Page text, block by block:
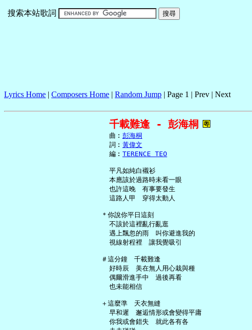
搜索本站歌詞
Lyrics Home | Composers Home | Random Jump | Page 1 | Prev | Next
千載難逢 - 彭海桐
     曲︰
彭海桐
     詞︰
黃偉文
     編︰
TERENCE TEO
     平凡如純白襯衫
     本應該於過路時未看一眼
     也許這晚　有事要發生
     這路人甲　穿得太動人
   ＊你說你平日這刻
     不該於這裡亂行亂逛
     遇上飄忽的雨　叫你避進我的
     視線射程裡　讓我覺吸引
   ＃這分鐘　千載難逢
     好時辰　美在無人用心栽與種
     偶爾滑進手中　過後再看
     也未能相信
   ＋這麼準　天衣無縫
     早和遲　邂逅情形或會變得平庸
     你我或會錯失　就此各有各